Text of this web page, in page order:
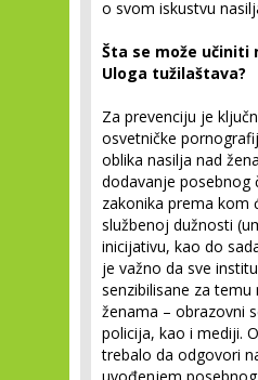
o svom iskustvu
Šta se može učiniti
Uloga tužilaštava?
Za prevenciju je
osvetničke
oblika nasilja nad
dodavanje posebnog
zakonika prema kom
službenoj dužnosti
inicijativu, kao do
je važno da sve
senzibilisane za temu
ženama – obrazovni
policija, kao i mediji.
trebalo da odgovori